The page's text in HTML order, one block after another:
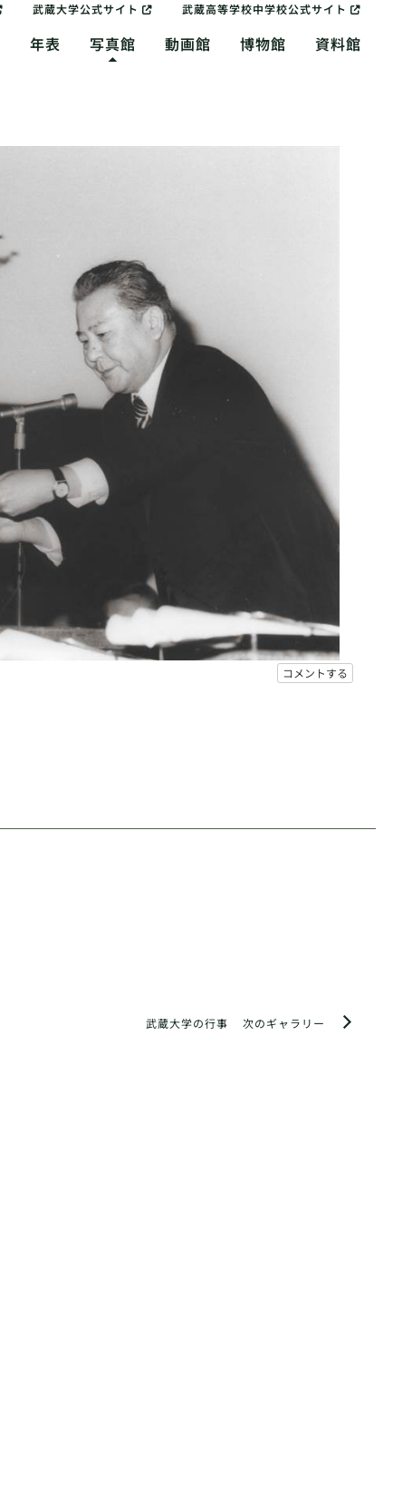
武蔵大学公式サイト 武蔵高等学校中学校公式サイト
年表 写真館 動画館 博物館 資料館
コメントする
次のギャラリー
武蔵大学の行事